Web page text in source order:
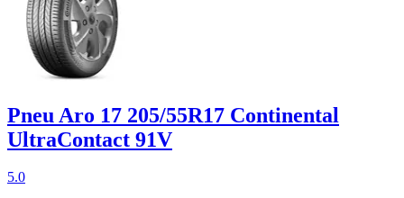
Pneu Aro 17 205/55R17 Continental
UltraContact 91V
5.0